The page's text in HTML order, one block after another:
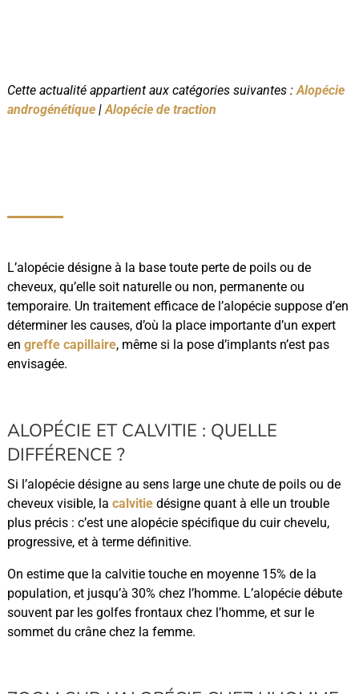
Cette actualité appartient aux catégories suivantes : Alopécie
androgénétique| Alopécie de traction
L’alopécie désigne à la base toute perte de poils ou de
cheveux, qu’elle soit naturelle ou non, permanente ou
temporaire. Un traitement efficace de l’alopécie suppose d’en
déterminer les causes, d’où la place importante d’un expert
en greffe capillaire, même si la pose d’implants n’est pas
envisagée.
ALOPÉCIE ET CALVITIE : QUELLE
DIFFÉRENCE ?
Si l’alopécie désigne au sens large une chute de poils ou de
cheveux visible, la calvitiedésigne quant à elle un trouble
plus précis : c’est une alopécie spécifique du cuir chevelu,
progressive, et à terme définitive.
On estime que la calvitie touche en moyenne 15% de la
population, et jusqu’à 30% chez l’homme. L’alopécie débute
souvent par les golfes frontaux chez l’homme, et sur le
sommet du crâne chez la femme.